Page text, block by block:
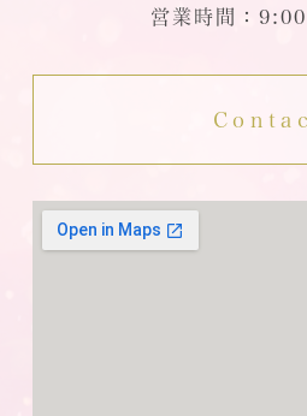
営業時間：